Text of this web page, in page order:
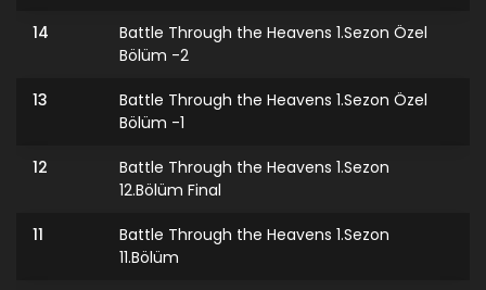
14
Battle Through the Heavens 1.Sezon Özel
Bölüm -2
13
Battle Through the Heavens 1.Sezon Özel
Bölüm -1
12
Battle Through the Heavens 1.Sezon
12.Bölüm Final
11
Battle Through the Heavens 1.Sezon
11.Bölüm